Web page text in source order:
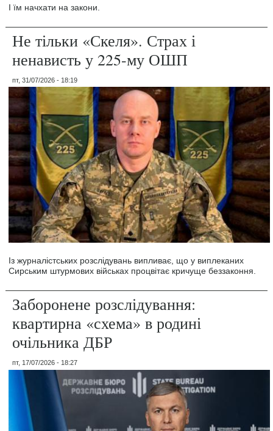
І їм начхати на закони.
Не тільки «Скеля». Страх і
ненависть у 225-му ОШП
пт, 31/07/2026 - 18:19
Із журналістських розслідувань випливає, що у виплеканих
Сирським штурмових військах процвітає кричуще беззаконня.
Заборонене розслідування:
квартирна «схема» в родині
очільника ДБР
пт, 17/07/2026 - 18:27